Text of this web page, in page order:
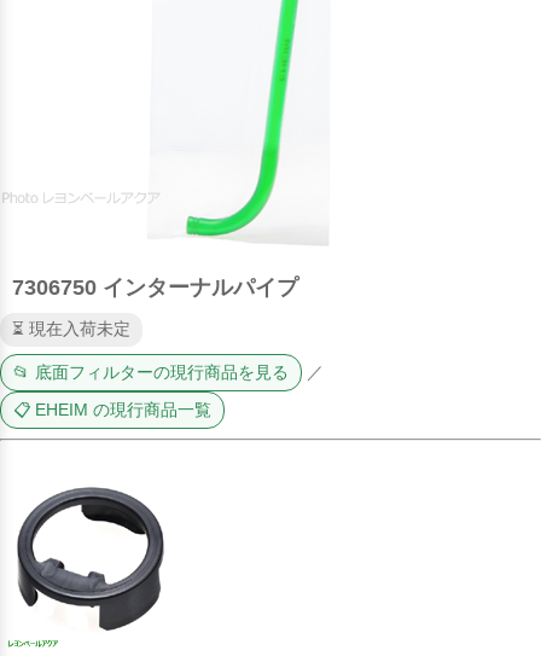
7306750 インターナルパイプ
⏳ 現在入荷未定
📂 底面フィルターの現行商品を見る ／
📋 EHEIM の現行商品一覧